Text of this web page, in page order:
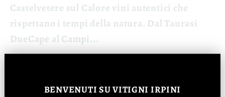
Castelvetere sul Calore vini autentici che
rispettano i tempi della natura. Dal Taurasi
DueCape al Campi...
BENVENUTI SU VITIGNI IRPINI